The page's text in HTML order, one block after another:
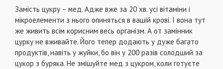
Замість цукру – мед. Адже вже за 20 хв. усі вітаміни і
мікроелементи з нього опиняться в вашій крові. І вона тут
же живить всім корисним весь організм. А от замінник
цурку не вживайте. Його тепер додають у дуже багато
продуктів, навіть у жуйки, бо він у 200 разів солодший за
цукор з буряка. Не змішуйте мед з цукром, коли готуєте